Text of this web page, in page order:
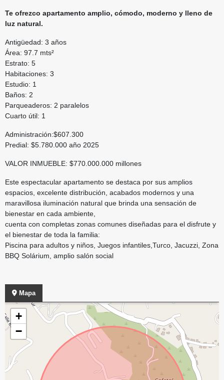
Te ofrezco apartamento amplio, cómodo, moderno y lleno de
luz natural.
Antigüedad: 3 años
Área: 97.7 mts²
Estrato: 5
Habitaciones: 3
Estudio: 1
Baños: 2
Parqueaderos: 2 paralelos
Cuarto útil: 1
Administración:$607.300
Predial: $5.780.000 año 2025
VALOR INMUEBLE: $770.000.000 millones
Este espectacular apartamento se destaca por sus amplios
espacios, excelente distribución, acabados modernos y una
maravillosa iluminación natural que brinda una sensación de
bienestar en cada ambiente,
cuenta con completas zonas comunes diseñadas para el disfrute y
el bienestar de toda la familia:
Piscina para adultos y niños, Juegos infantiles,Turco, Jacuzzi, Zona
BBQ Solárium, amplio salón social
Mapa
+
−